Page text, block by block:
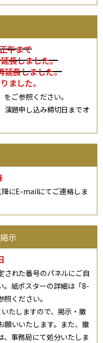
午まで
長しました。
延長しました。
ました。
ご参照ください。
演題申し込み締切日までオ
にE-mailにてご連絡しま
示
された番号のパネルにご自
。紙ポスターの詳細は「8-
ください。
たしますので、掲示・撤
願いいたします。また、撤
事務局にて処分いたしま